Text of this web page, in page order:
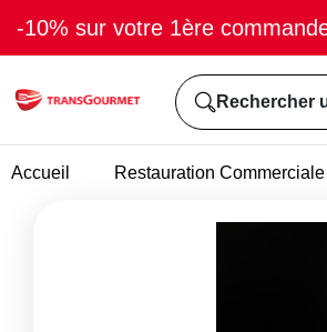
-10% sur votre 1ère
Rechercher
Accueil Restauration Commerciale